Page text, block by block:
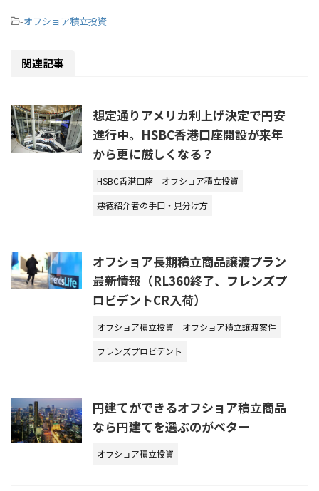
-オフショア積立投資
関連記事
想定通りアメリカ利上げ決定で円安
進行中。HSBC香港口座開設が来年
から更に厳しくなる？
HSBC香港口座
オフショア積立投資
悪徳紹介者の手口・見分け方
オフショア長期積立商品譲渡プラン
最新情報（RL360終了、フレンズプ
ロビデントCR入荷）
オフショア積立投資
オフショア積立譲渡案件
フレンズプロビデント
円建てができるオフショア積立商品
なら円建てを選ぶのがベター
オフショア積立投資